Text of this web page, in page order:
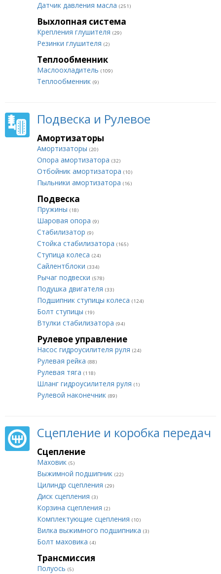
Датчик давления масла (251)
Выхлопная система
Крепления глушителя (29)
Резинки глушителя (2)
Теплообменник
Маслоохладитель (109)
Теплообменник (9)
Подвеска и Рулевое
Амортизаторы
Амортизаторы (20)
Опора амортизатора (32)
Отбойник амортизатора (10)
Пыльники амортизатора (16)
Подвеска
Пружины (18)
Шаровая опора (9)
Стабилизатор (9)
Стойка стабилизатора (165)
Ступица колеса (24)
Сайлентблоки (334)
Рычаг подвески (578)
Подушка двигателя (33)
Подшипник ступицы колеса (124)
Болт ступицы (19)
Втулки стабилизатора (94)
Рулевое управление
Насос гидроусилителя руля (24)
Рулевая рейка (88)
Рулевая тяга (118)
Шланг гидроусилителя руля (1)
Рулевой наконечник (89)
Сцепление и коробка передач
Сцепление
Маховик (5)
Выжимной подшипник (22)
Цилиндр сцепления (29)
Диск сцепления (3)
Корзина сцепления (2)
Комплектующие сцепления (10)
Вилка выжимного подшипника (3)
Болт маховика (4)
Трансмиссия
Полуось (5)